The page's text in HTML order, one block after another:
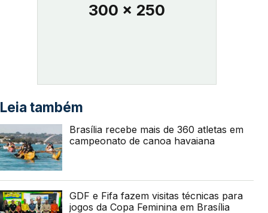
300 x 250
Leia também
Brasília recebe mais de 360 atletas em
campeonato de canoa havaiana
GDF e Fifa fazem visitas técnicas para
jogos da Copa Feminina em Brasília